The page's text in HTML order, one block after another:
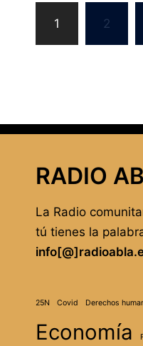
de
1 2
RADIO
La Radio
tú tienes la
25N Covid Derechos
Economía